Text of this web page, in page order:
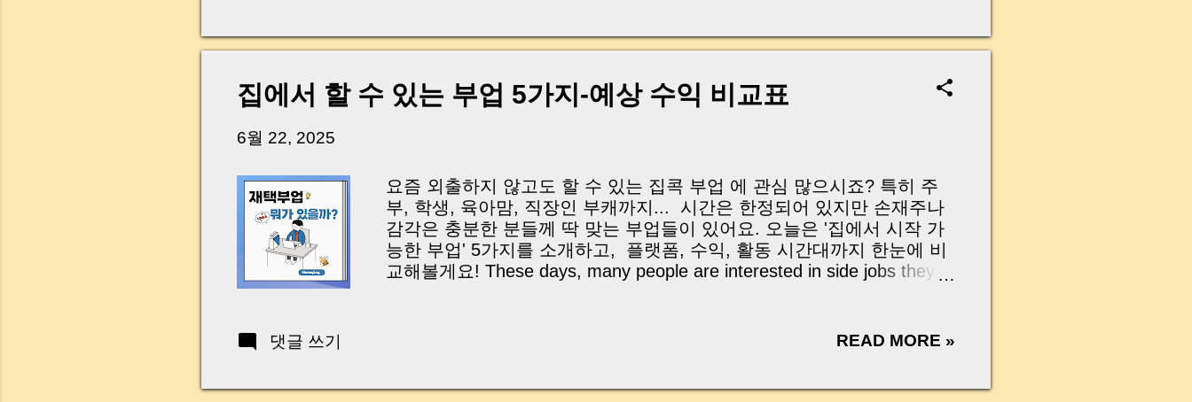
황이 있었습니다. 또 어떤 분은 이렇게 말씀하십니다. “내 대출인데 왜 내 통장으로 안 들어오죠?”
“매도인이 대출 안 갚고 도망가면 어떡하죠?” 이 모든 불안, 사실은 ‘구조’를 몰라서 생기는 걱정입
꼭 준비해야 하는지 중개 실무 기준으로 아주 쉽게 풀어드리겠습니다. 이 글 하나만 제대로 이해
Introduction (Tap to expand) Have you ever thought like this? “Closing day…...
집에서 할 수 있는 부업 5가지-예상 수익 비교표
6월 22, 2025
요즘 외출하지 않고도 할 수 있는 집콕 부업 에 관심 많으시죠? 특히 주
부, 학생, 육아맘, 직장인 부캐까지... 시간은 한정되어 있지만 손재주나
감각은 충분한 분들께 딱 맞는 부업들이 있어요. 오늘은 '집에서 시작 가
능한 부업' 5가지를 소개하고, 플랫폼, 수익, 활동 시간대까지 한눈에 비
교해볼게요! These days, many people are interested in side jobs they
time and skills. Let's explore five creative side hustles you can start
댓글 쓰기 READ MORE »